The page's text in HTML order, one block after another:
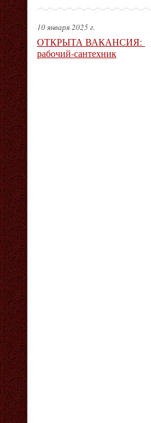
10 января 2025 г.
ОТКРЫТА ВАКАНСИЯ:
рабочий-сантехник